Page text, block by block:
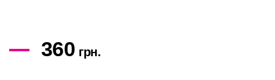
360 грн.